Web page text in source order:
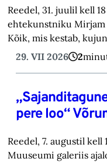
Reedel, 31. juulil kell
ehtekunstniku Mirjam
Kõik, mis kestab,
29. VII 2026
2
pere loo“
Reedel, 7. augustil kell
Muuseumi galeriis